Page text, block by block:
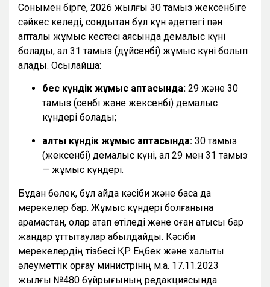
Сонымен бірге, 2026 жылғы 30 тамыз жексенбіге
сәйкес келеді, сондықтан бұл күн әдеттегі пән
апталық жұмыс кестесі аясында демалыс күні
болады, ал 31 тамыз (дүйсенбі) жұмыс күні болып
қалады. Осылайша:
бес күндік жұмыс аптасында: 29 және 30
тамыз (сенбі және жексенбі) демалыс
күндері болады;
алты күндік жұмыс аптасында: 30 тамыз
(жексенбі) демалыс күні, ал 29 мен 31 тамыз
— жұмыс күндері.
Бұдан бөлек, бұл айда кәсіби және басқа да
мерекелер бар. Жұмыс күндері болғанына
қарамастан, олар атап өтіледі және оған қатысы бар
жандар құттықтаулар қабылдайды. Кәсіби
мерекелердің тізбесі ҚР Еңбек және халықты
әлеуметтік қорғау министрінің м.а. 17.11.2023
жылғы №480 бұйрығының редакциясында